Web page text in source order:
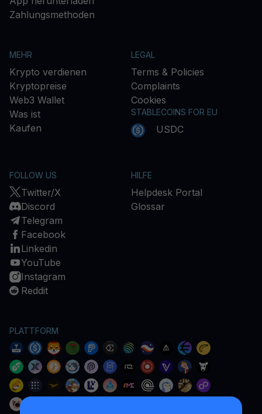
Zahlungsmethoden
MEHR
Krypto verdienen
Kryptopreise
Web3 Wallet
Was ist
Kaufen
LEGAL
Terms & Policies
Complaints
Cookies
STABLECOINS FOR EU
USDC
FOLLOW US
Twitter/X
Discord
Telegram
Facebook
Linkedin
YouTube
Instagram
Reddit
HILFE
Helpdesk Portal
Glossar
PLATTFORM